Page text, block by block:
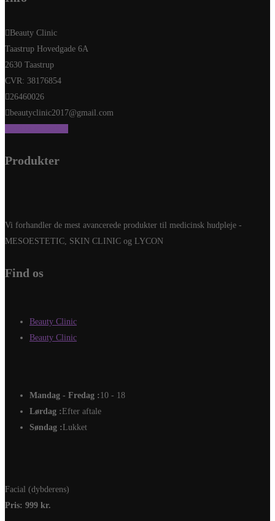
Beauty Clinic
Taastrup Hovedgade 6A
2630 Taastrup
CVR: 38176854
26460026
beautyclinic2017@gmail.com
Produkter
Vi forhandler de mest avancerede produkter til medicinsk hudpleje -
MESOESTETIC, SKIN CLINIC og LYCON
Find os
Beauty Clinic
Beauty Clinic
Mandag - Fredag : 10 - 18
Lørdag : Efter aftale
Søndag : Lukket
Facial (dybderens)
Pris: 999 kr.